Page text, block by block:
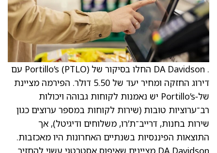
. DA Davidson החלו בסיקור של Portillo’s (PTLO) עם
דירוג החזקה ומחיר יעד של 5.50 דולר. הפירמה מציינת
של‑Portillo’s יש נאמנות לקוחות גבוהה ויכולות
רב־ערוציות טובות (שירות לקוחות במספר ערוצים כגון
שירות בחנות, דרייב־ת’רו, משלוחים ודיגיטל), אך
התוצאות הפיננסיות בשנתיים האחרונות היו מאכזבות.
DA Davidson מציינים שאיפוס אסטרטגי עשוי להחזיר